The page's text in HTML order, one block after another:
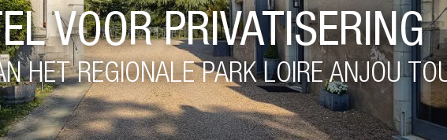
VOOR PRIVATISERING
HET REGIONALE PARK LOIRE ANJOU